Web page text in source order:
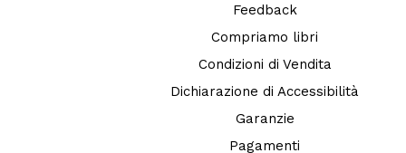
Feedback
Compriamo libri
Condizioni di Vendita
Dichiarazione di Accessibilità
Garanzie
Pagamenti